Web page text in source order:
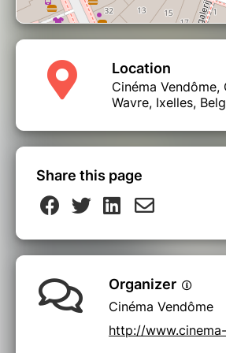
Location
Cinéma Vendôme,
Wavre, Ixelles,
Share this page
Organizer
Cinéma Vendôme
http://